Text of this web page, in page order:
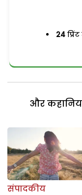
24
और
संपादकीय